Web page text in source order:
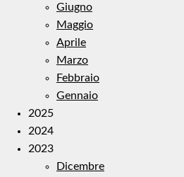
Giugno
Maggio
Aprile
Marzo
Febbraio
Gennaio
2025
2024
2023
Dicembre